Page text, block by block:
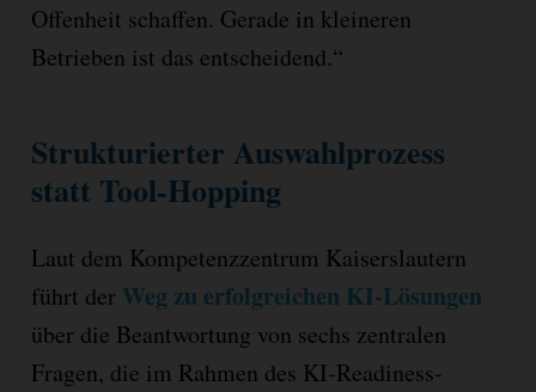
Offenheit schaffen. Gerade in kleineren
Betrieben ist das entscheidend.“
Strukturierter Auswahlprozess
statt Tool-Hopping
Laut dem Kompetenzzentrum Kaiserslautern
führt der Weg zu erfolgreichen KI-Lösungen
über die Beantwortung von sechs zentralen
Fragen, die im Rahmen des KI-Readiness-